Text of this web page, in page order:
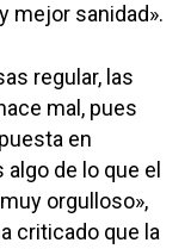
mejor sanidad».
regular, las
mal, pues
en
de lo que el
orgulloso»,
criticado que la